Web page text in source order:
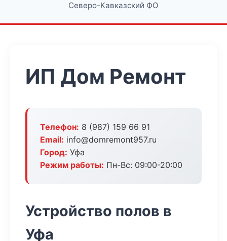
Северо-Кавказский ФО
ИП Дом Ремонт
Телефон: 8 (987) 159 66 91
Email: info@domremont957.ru
Город: Уфа
Режим работы: Пн-Вс: 09:00-20:00
Устройство полов в
Уфа